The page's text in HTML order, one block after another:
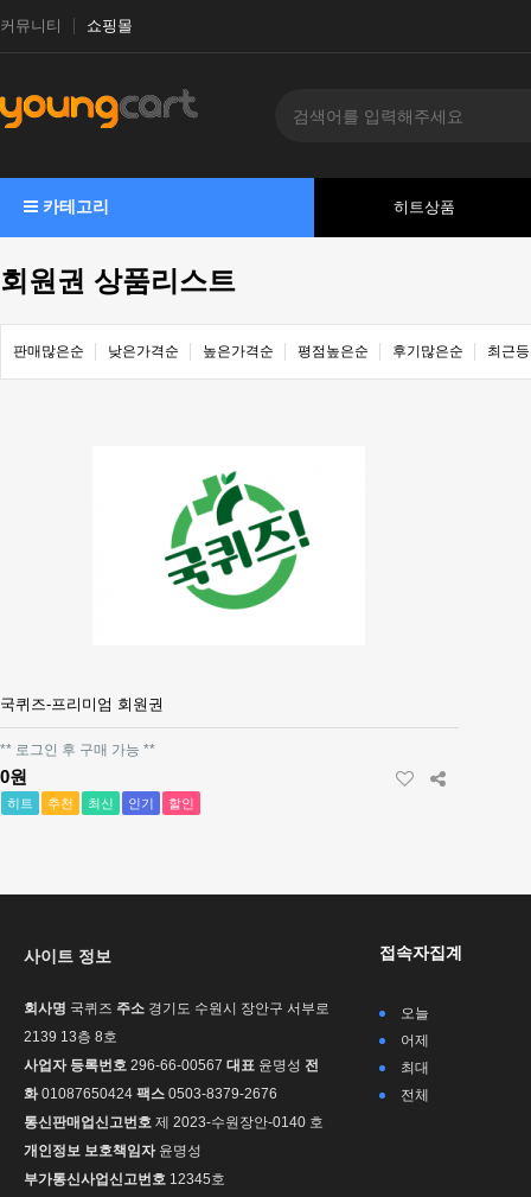
커뮤니티 쇼핑몰
카테고리 히트상품
회원권 상품리스트
판매많은순 낮은가격순 높은가격순 평점높은순 후기많은순 최근
국퀴즈-프리미엄 회원권
** 로그인 후 구매 가능 **
0원
히트 추천 최신 인기 할인
사이트 정보
회사명 국퀴즈 주소 경기도 수원시 장안구 서부로
2139 13층 8호
사업자 등록번호 296-66-00567 대표 윤명성 전
화01087650424 팩스 0503-8379-2676
통신판매업신고번호 제 2023-수원장안-0140 호
개인정보 보호책임자윤명성
부가통신사업신고번호 12345호
접속자집계
오늘
어제
최대
전체